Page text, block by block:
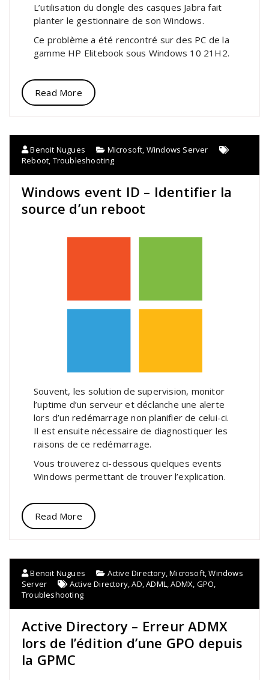
L’utilisation du dongle des casques Jabra fait
planter le gestionnaire de son Windows.
Ce problème a été rencontré sur des PC de la
gamme HP Elitebook sous Windows 10 21H2.
Read More
Benoit Nugues Microsoft Windows Server
Reboot Troubleshooting
Windows event ID – Identifier la
source d’un reboot
Souvent, les solution de supervision, monitor
l’uptime d’un serveur et déclanche une alerte
lors d’un redémarrage non planifier de celui-ci.
Il est ensuite nécessaire de diagnostiquer les
raisons de ce redémarrage.
Vous trouverez ci-dessous quelques events
Windows permettant de trouver l’explication.
Read More
Benoit Nugues Active Directory,Microsoft ,Windows
Server
Active Directory ,AD ,ADML ,ADMX GPO
Troubleshooting
Active Directory – Erreur ADMX
lors de l’édition d’une GPO depuis
la GPMC